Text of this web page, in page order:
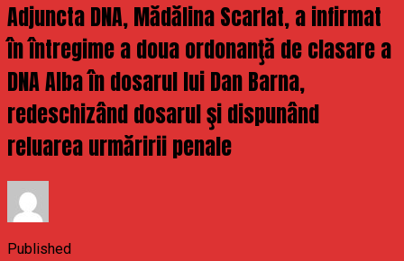
Adjuncta DNA, Mădălina Scarlat, a infirmat
în întregime a doua ordonanţă de clasare a
DNA Alba în dosarul lui Dan Barna,
redeschizând dosarul şi dispunând
reluarea urmăririi penale
Published